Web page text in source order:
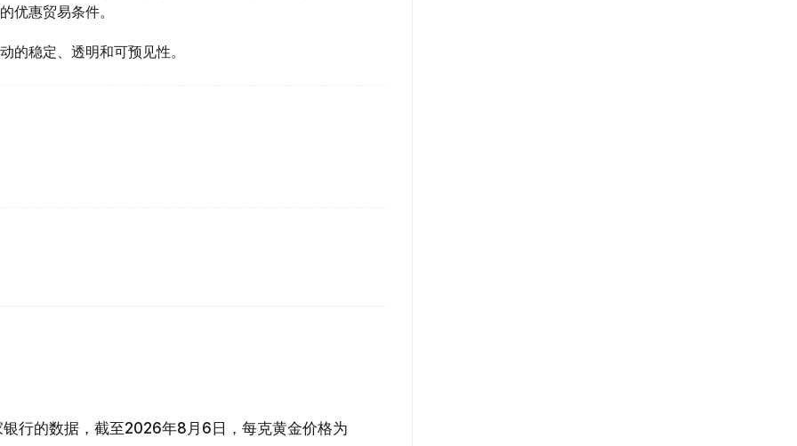
优惠贸易条件。
的稳定、透明和可预见性。
银行的数据，截至2026年8月6日，每克黄金价格为